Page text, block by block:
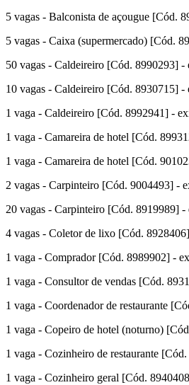
5 vagas - Balconista de açougue [Cód.
5 vagas - Caixa (supermercado) [Cód.
50 vagas - Caldeireiro [Cód. 8990293] -
10 vagas - Caldeireiro [Cód. 8930715] -
1 vaga - Caldeireiro [Cód. 8992941] -
1 vaga - Camareira de hotel [Cód.
1 vaga - Camareira de hotel [Cód.
2 vagas - Carpinteiro [Cód. 9004493] -
20 vagas - Carpinteiro [Cód. 8919989] -
4 vagas - Coletor de lixo [Cód.
1 vaga - Comprador [Cód. 8989902] -
1 vaga - Consultor de vendas [Cód.
1 vaga - Coordenador de restaurante
1 vaga - Copeiro de hotel (noturno)
1 vaga - Cozinheiro de restaurante
1 vaga - Cozinheiro geral [Cód.